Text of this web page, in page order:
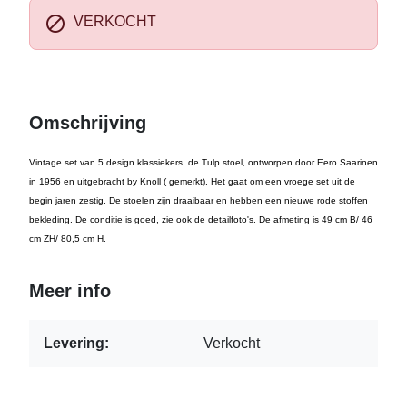
 VERKOCHT
Omschrijving
Vintage set van 5 design klassiekers, de Tulp stoel, ontworpen door Eero Saarinen
in 1956 en uitgebracht by Knoll ( gemerkt). Het gaat om een vroege set uit de
begin jaren zestig. De stoelen zijn draaibaar en hebben een nieuwe rode stoffen
bekleding. De conditie is goed, zie ook de detailfoto's. De afmeting is 49 cm B/ 46
cm ZH/ 80,5 cm H.
Meer info
Levering: Verkocht